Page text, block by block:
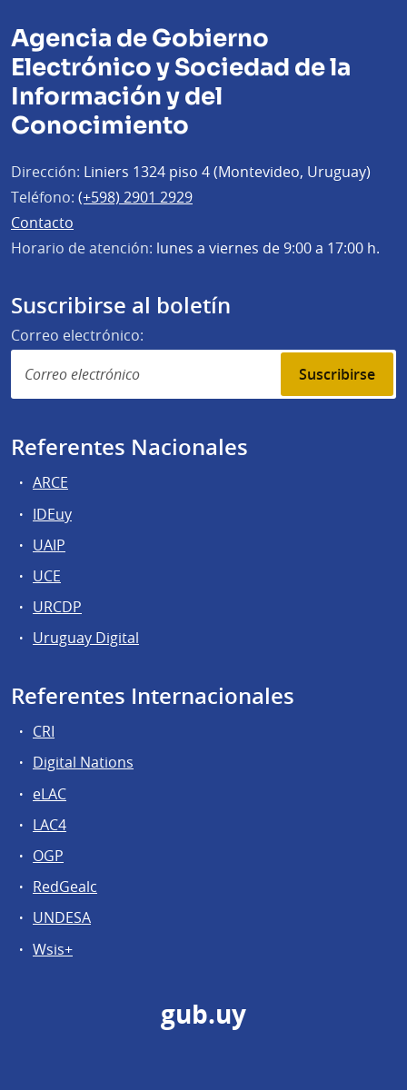
Agencia de Gobierno
Electrónico y Sociedad de la
Información y del
Conocimiento
Dirección: Liniers 1324 piso 4 (Montevideo, Uruguay)
Teléfono: (+598) 2901 2929
Contacto
Horario de atención: lunes a viernes de 9:00 a 17:00 h.
Suscribirse al boletín
Correo electrónico:
Suscribirse
Referentes Nacionales
ARCE
IDEuy
UAIP
UCE
URCDP
Uruguay Digital
Referentes Internacionales
CRI
Digital Nations
eLAC
LAC4
OGP
RedGealc
UNDESA
Wsis+
gub.uy